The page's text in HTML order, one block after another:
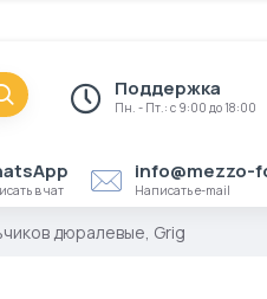
Поддержка
Пн. - Пт.: с 9:00 до 18:00
в чат
info@mezzo-
Написать e-mail
дюралевые, Grig